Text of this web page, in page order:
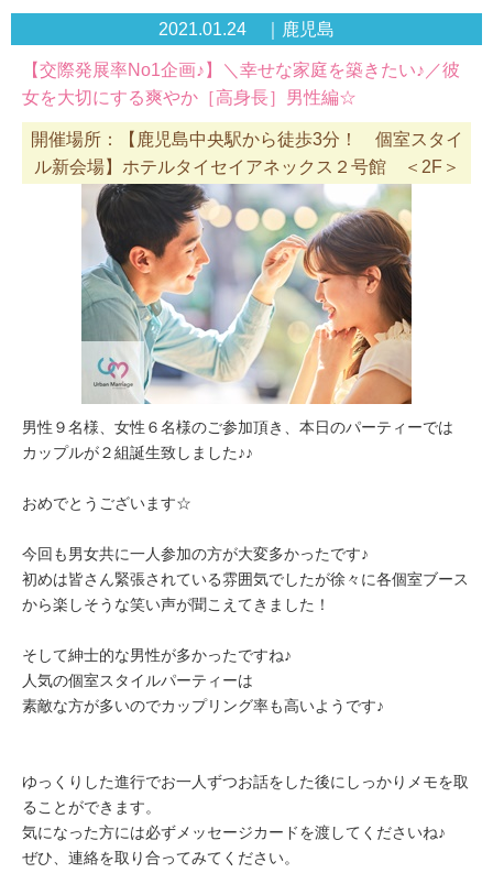
2021.01.24 ｜鹿児島
【交際発展率No1企画♪】＼幸せな家庭を築きたい♪／彼
女を大切にする爽やか［高身長］男性編☆
開催場所：【鹿児島中央駅から徒歩3分！ 個室スタイ
ル新会場】ホテルタイセイアネックス２号館 ＜2F＞
男性９名様、女性６名様のご参加頂き、本日のパーティーでは
カップルが２組誕生致しました♪♪
おめでとうございます☆
今回も男女共に一人参加の方が大変多かったです♪
初めは皆さん緊張されている雰囲気でしたが徐々に各個室ブース
から楽しそうな笑い声が聞こえてきました！
そして紳士的な男性が多かったですね♪
人気の個室スタイルパーティーは
素敵な方が多いのでカップリング率も高いようです♪
ゆっくりした進行でお一人ずつお話をした後にしっかりメモを取
ることができます。
気になった方には必ずメッセージカードを渡してくださいね♪
ぜひ、連絡を取り合ってみてください。